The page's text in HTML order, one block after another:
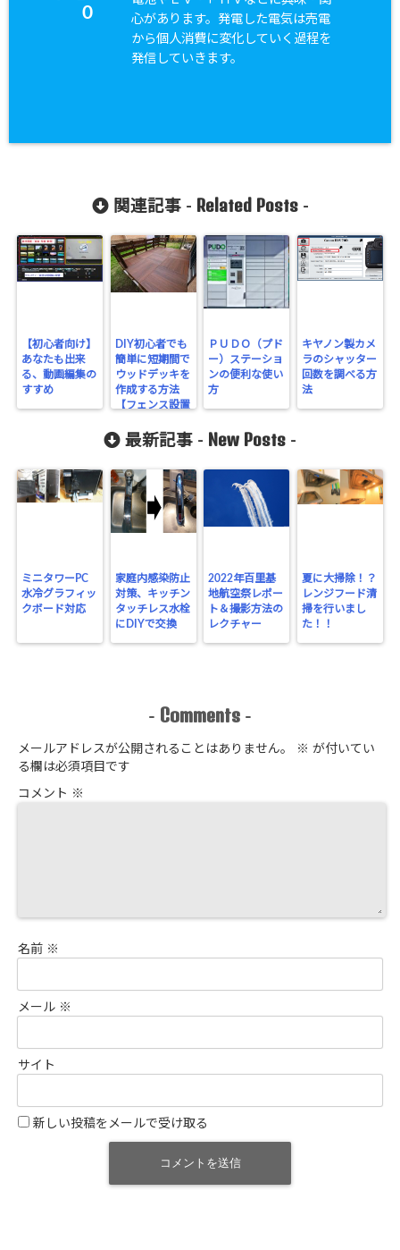
0
心があります。発電した電気は売電
から個人消費に変化していく過程を
発信していきます。
関連記事 - Related Posts-
【初心者向け】
あなたも出来
る、動画編集の
すすめ
DIY初心者でも
簡単に短期間で
ウッドデッキを
作成する方法
【フェンス設置
ＰＵＤＯ（プド
ー）ステーショ
ンの便利な使い
方
キヤノン製カメ
ラのシャッター
回数を調べる方
法
最新記事 - New Posts -
ミニタワーPC
水冷グラフィッ
クボード対応
家庭内感染防止
対策、キッチン
タッチレス水栓
にDIYで交換
2022年百里基
地航空祭レポー
ト＆撮影方法の
レクチャー
夏に大掃除！？
レンジフード清
掃を行いまし
た！！
- Comments -
メールアドレスが公開されることはありません。 ※ が付いてい
る欄は必須項目です
コメント ※
名前 ※
メール ※
サイト
新しい投稿をメールで受け取る